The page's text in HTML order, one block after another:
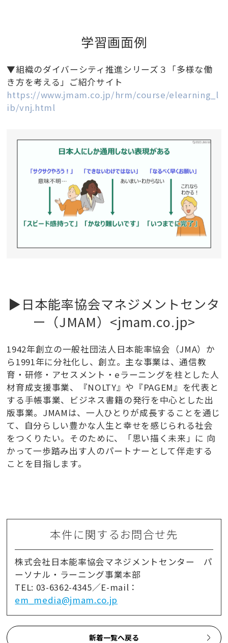
学習画面例
▼組織のダイバーシティ推進シリーズ３「多様な働
き方を考える」ご紹介サイト
https://www.jmam.co.jp/hrm/course/elearning_l
ib/vnj.html
▶日本能率協会マネジメントセンタ
ー（JMAM）<jmam.co.jp>
1942年創立の一般社団法人日本能率協会（JMA）か
ら1991年に分社化し、創立。主な事業は、通信教
育・研修・アセスメント・eラーニングを柱とした人
材育成支援事業、『NOLTY』や『PAGEM』を代表と
する手帳事業、ビジネス書籍の発行を中心とした出
版事業。JMAMは、一人ひとりが成長することを通じ
て、自分らしい豊かな人生と幸せを感じられる社会
をつくりたい。そのために、「思い描く未来」に 向
かって一歩踏み出す人のパートナーとして伴走する
ことを目指します。
本件に関するお問合せ先
株式会社日本能率協会マネジメントセンター パ
ーソナル・ラーニング事業本部
TEL: 03-6362-4345／E-mail：
em_media@jmam.co.jp
新着一覧へ戻る